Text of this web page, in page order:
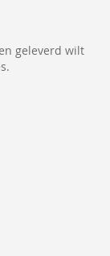
geleverd wilt